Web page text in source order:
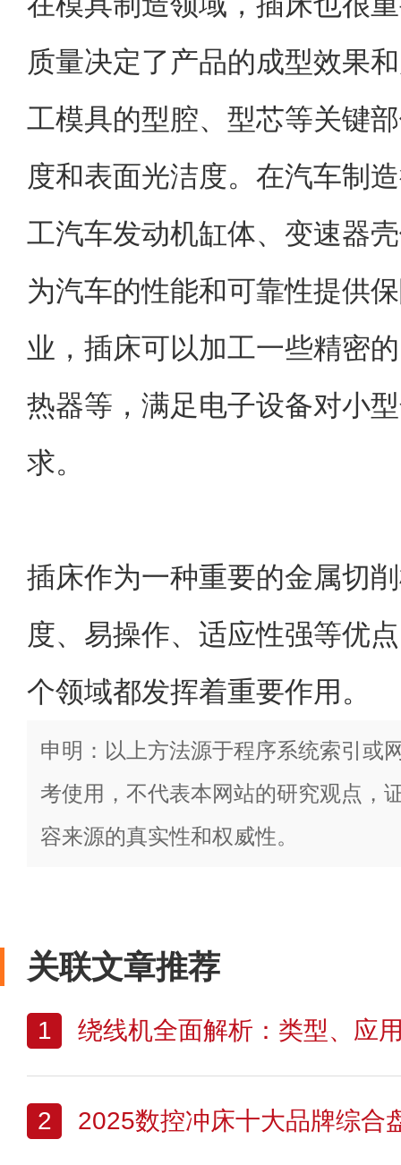
质量决定了产品的成型效果
工模具的型腔、型芯等关键
度和表面光洁度。在汽车制
工汽车发动机缸体、变速器
为汽车的性能和可靠性提供
业，插床可以加工一些精密
热器等，满足电子设备对小
求。
插床作为一种重要的金属切
度、易操作、适应性强等优
个领域都发挥着重要作用。
申明：以上方法源于程序系统索引或
考使用，不代表本网站的研究观点，
容来源的真实性和权威性。
关联文章推荐
1 绕线机全面解析：类型、应用
2 2025数控冲床十大品牌综合